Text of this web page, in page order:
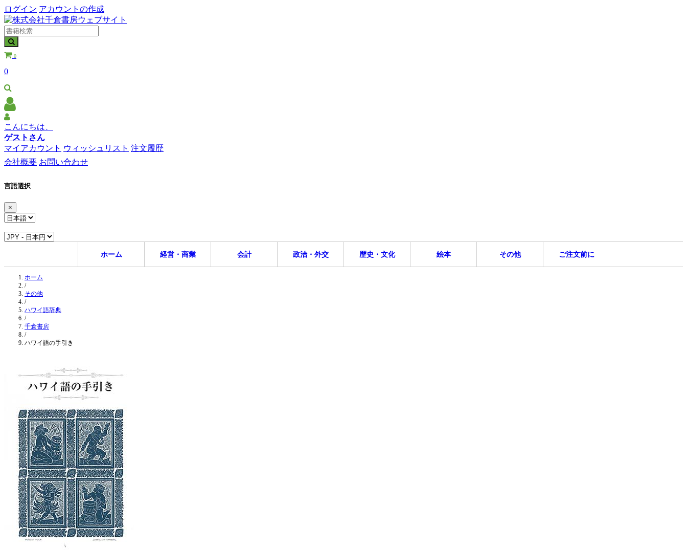
ログイン アカウントの作成
0
0
こんにちは、
ゲストさん
マイアカウント ウィッシュリスト 注文履歴
会社概要 お問い合わせ
言語選択
×
ホーム 経営・商業 会計 政治・外交 歴史・文化 絵本 その他 ご注文前に
ホーム
/
その他
/
ハワイ語辞典
/
千倉書房
/
ハワイ語の手引き